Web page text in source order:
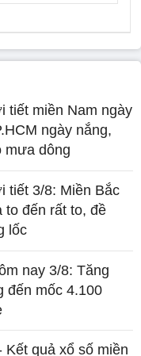
tiết miền Nam ngày
ngày nắng,
mưa dông
tiết 3/8: Miền Bắc
to đến rất to, đề
lốc
nay 3/8: Tăng
đến mốc 4.100
Kết quả xổ số miền